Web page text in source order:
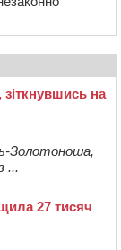
зіткнувшись на
Золотоноша,
...
27 тисяч